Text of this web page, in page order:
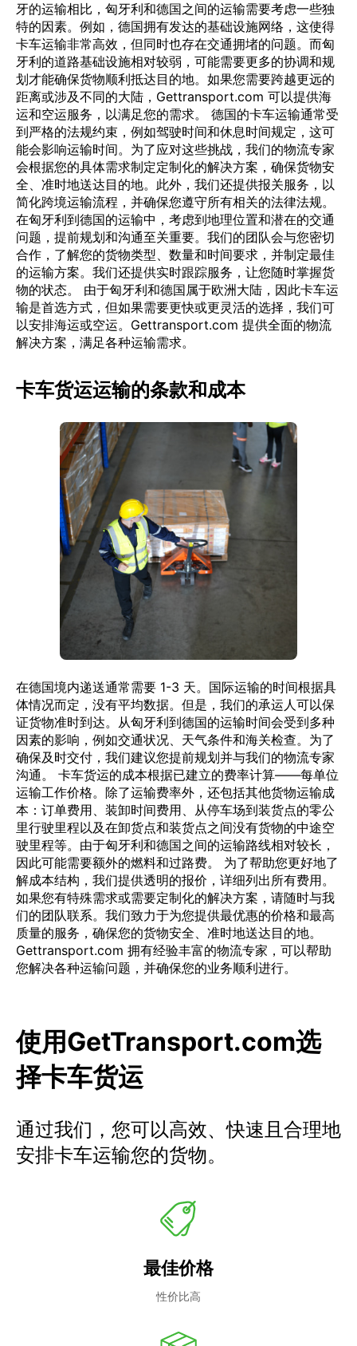
牙的运输相比，匈牙利和德国之间的运输需要考虑一些独
特的因素。例如，德国拥有发达的基础设施网络，这使得
卡车运输非常高效，但同时也存在交通拥堵的问题。而匈
牙利的道路基础设施相对较弱，可能需要更多的协调和规
划才能确保货物顺利抵达目的地。如果您需要跨越更远的
距离或涉及不同的大陆，Gettransport.com 可以提供海
运和空运服务，以满足您的需求。 德国的卡车运输通常受
到严格的法规约束，例如驾驶时间和休息时间规定，这可
能会影响运输时间。为了应对这些挑战，我们的物流专家
会根据您的具体需求制定定制化的解决方案，确保货物安
全、准时地送达目的地。此外，我们还提供报关服务，以
简化跨境运输流程，并确保您遵守所有相关的法律法规。
在匈牙利到德国的运输中，考虑到地理位置和潜在的交通
问题，提前规划和沟通至关重要。我们的团队会与您密切
合作，了解您的货物类型、数量和时间要求，并制定最佳
的运输方案。我们还提供实时跟踪服务，让您随时掌握货
物的状态。 由于匈牙利和德国属于欧洲大陆，因此卡车运
输是首选方式，但如果需要更快或更灵活的选择，我们可
以安排海运或空运。Gettransport.com 提供全面的物流
解决方案，满足各种运输需求。
卡车货运运输的条款和成本
在德国境内递送通常需要 1-3 天。国际运输的时间根据具
体情况而定，没有平均数据。但是，我们的承运人可以保
证货物准时到达。从匈牙利到德国的运输时间会受到多种
因素的影响，例如交通状况、天气条件和海关检查。为了
确保及时交付，我们建议您提前规划并与我们的物流专家
沟通。 卡车货运的成本根据已建立的费率计算——每单位
运输工作价格。除了运输费率外，还包括其他货物运输成
本：订单费用、装卸时间费用、从停车场到装货点的零公
里行驶里程以及在卸货点和装货点之间没有货物的中途空
驶里程等。由于匈牙利和德国之间的运输路线相对较长，
因此可能需要额外的燃料和过路费。 为了帮助您更好地了
解成本结构，我们提供透明的报价，详细列出所有费用。
如果您有特殊需求或需要定制化的解决方案，请随时与我
们的团队联系。我们致力于为您提供最优惠的价格和最高
质量的服务，确保您的货物安全、准时地送达目的地。
Gettransport.com 拥有经验丰富的物流专家，可以帮助
您解决各种运输问题，并确保您的业务顺利进行。
使用GetTransport.com选
择卡车货运
通过我们，您可以高效、快速且合理地
安排卡车运输您的货物。
最佳价格
性价比高